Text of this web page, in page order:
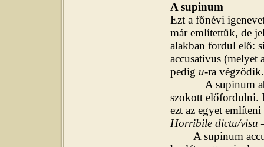
A supinum
Ezt a főnévi
már említettük, de
alakban fordul elő:
accusativus (melyet
pedig u-ra
A supinum
szokott előfordulni.
ezt az egyet
Horribile dictu/visu
A supinum